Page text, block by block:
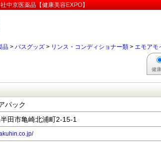
中京医薬品【健康美容EXPO】
品 > バスグッズ > リンス・コンディショナー類 > エモアモ
健
パック
田市亀崎北浦町2-15-1